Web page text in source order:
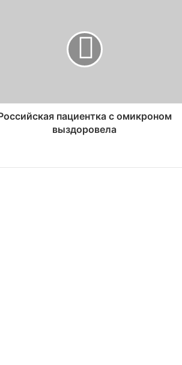
пациентка с омикроном
выздоровела